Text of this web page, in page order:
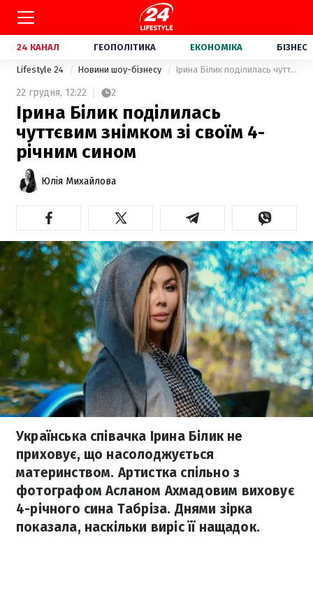
24 КАНАЛ ГЕОПОЛІТИКА ЕКОНОМІКА БІЗНЕС
Lifestyle 24 Новини шоу-бізнесу Ірина Білик поділилась чуттєвим знімком зі своїм 4-річним сином
22 грудня, 12:22 2
Ірина Білик поділилась
чуттєвим знімком зі своїм 4-
річним сином
Юлія Михайлова
Українська співачка Ірина Білик не
приховує, що насолоджується
материнством. Артистка спільно з
фотографом Асланом Ахмадовим виховує
4-річного сина Табріза. Днями зірка
показала, наскільки виріс її нащадок.